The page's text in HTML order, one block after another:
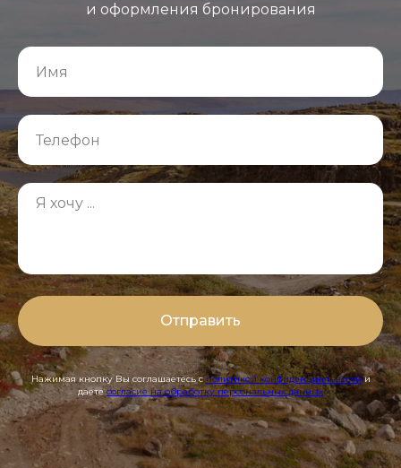
и оформления бронирования
Отправить
Нажимая кнопку Вы соглашаетесь сполитикой конфиденциальностии
даетесогласие на обработку персональных данных